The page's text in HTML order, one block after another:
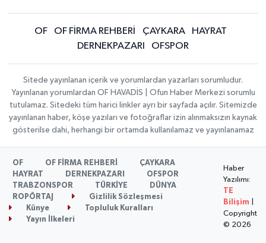
OF OF FİRMA REHBERİ ÇAYKARA
HAYRAT
DERNEKPAZARI
OFSPOR
Sitede yayınlanan içerik ve yorumlardan yazarları sorumludur.
Yayınlanan yorumlardan OF HAVADİS | Ofun Haber Merkezi sorumlu
tutulamaz. Sitedeki tüm harici linkler ayrı bir sayfada açılır. Sitemizde
yayınlanan haber, köşe yazıları ve fotoğraflar izin alınmaksızın kaynak
gösterilse dahi, herhangi bir ortamda kullanılamaz ve yayınlanamaz
OF OF FİRMA REHBERİ
ÇAYKARA
HAYRAT
DERNEKPAZARI
OFSPOR
TRABZONSPOR
TÜRKİYE
DÜNYA
ROPÖRTAJ
Gizlilik Sözleşmesi
Künye
Topluluk Kuralları
Yayın İlkeleri
Haber
Yazılımı:
TE
Bilişim
Copyright
© 2026